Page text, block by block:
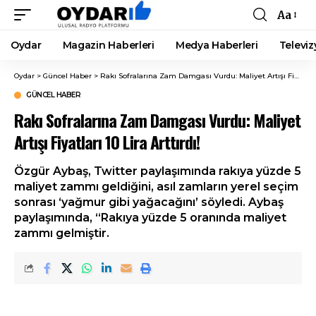
Font
Resizer
Aa
Oydar Magazin Haberleri Medya Haberleri
Oydar > Güncel Haber > Rakı Sofralarına Zam Damgası Vurdu: Maliyet Artışı Fiyatları 10 Lira Arttırdı!
GÜNCEL HABER
Rakı Sofralarına Zam Damgası Vurdu: Maliyet
Artışı Fiyatları 10 Lira Arttırdı!
Özgür Aybaş, Twitter paylaşımında rakıya yüzde 5
maliyet zammı geldiğini, asıl zamların yerel seçim
sonrası ‘yağmur gibi yağacağını’ söyledi. Aybaş
paylaşımında, “Rakıya yüzde 5 oranında maliyet
zammı gelmiştir.